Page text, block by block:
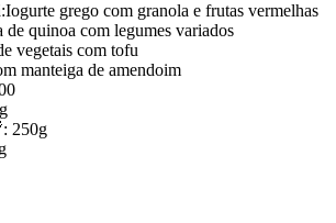
Iogurte grego com granola e frutas vermelhas
de quinoa com legumes variados
vegetais com tofu
manteiga de amendoim
250g